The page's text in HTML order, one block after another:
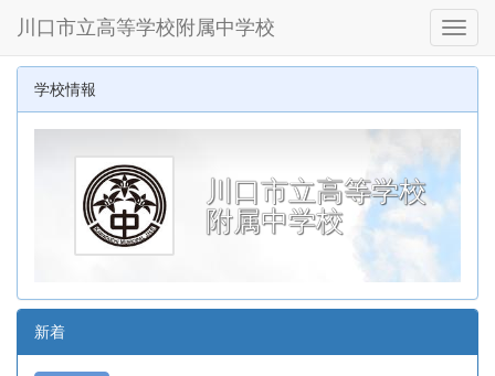
川口市立高等学校附属中学校
学校情報
川口市立高等学校
附属中学校
新着